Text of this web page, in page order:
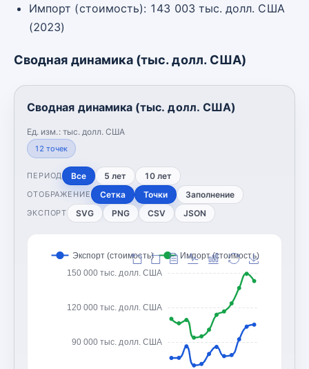
Импорт (стоимость): 143 003 тыс. долл. США
(2023)
Сводная динамика (тыс. долл. США)
Сводная динамика (тыс. долл. США)
Ед. изм.: тыс. долл. США
12 точек
ПЕРИОД Все 5 лет 10 лет
ОТОБРАЖЕНИЕ Сетка Точки Заполнение
ЭКСПОРТ SVG PNG CSV JSON
90 000 тыс. долл. США
120 000 тыс. долл. США
150 000 тыс. долл. США
Экспорт (стоимость) Импорт (стоимость)